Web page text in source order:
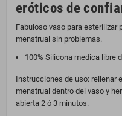
eróticos de
Fabuloso vaso para esterilizar
menstrual sin problemas.
100% Silicona medica libre
Instrucciones de uso: rellenar
menstrual dentro del vaso y
abierta 2 ó 3 minutos.